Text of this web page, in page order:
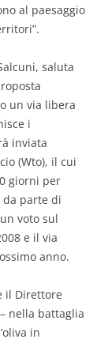
al paesaggio
saluta
un via libera
i
inviata
(Wto), il cui
giorni per
da parte di
voto sul
e il via
anno.
il Direttore
nella battaglia
in